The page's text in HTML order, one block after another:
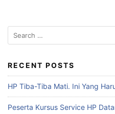
RECENT POSTS
HP Tiba-Tiba Mati. Ini Yang
Peserta Kursus Service HP